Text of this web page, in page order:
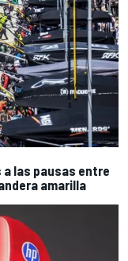
a las pausas entre
amarilla